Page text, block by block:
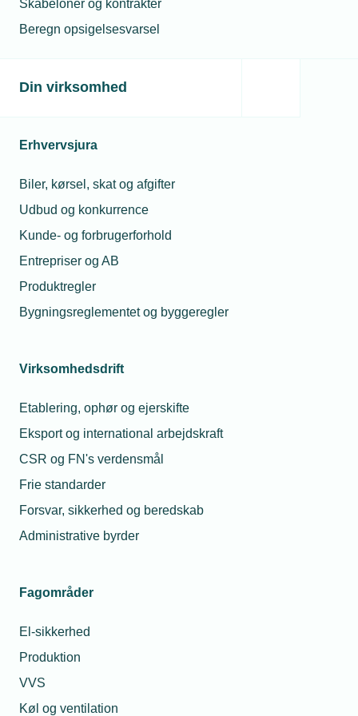
Skabeloner og kontrakter
Beregn opsigelsesvarsel
Din virksomhed
Erhvervsjura
Biler, kørsel, skat og afgifter
Udbud og konkurrence
Kunde- og forbrugerforhold
Entrepriser og AB
Produktregler
Bygningsreglementet og byggeregler
Virksomhedsdrift
Etablering, ophør og ejerskifte
Eksport og international arbejdskraft
CSR og FN's verdensmål
Frie standarder
Forsvar, sikkerhed og beredskab
Administrative byrder
Fagområder
El-sikkerhed
Produktion
VVS
Køl og ventilation
almindelige fejl ved opsætning af
varmepumper, lyder det fra